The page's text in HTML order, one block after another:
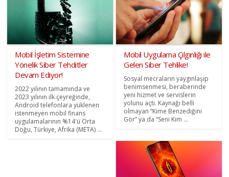
Mobil İşletim Sistemine
Yönelik Siber Tehditler
Devam Ediyor!
2022 yılının tamamında ve
2023 yılının ilk çeyreğinde,
Android telefonlara yüklenen
istenmeyen mobil finans
uygulamalarının %14'ü Orta
Doğu, Türkiye, Afrika (META) ...
Mobil Uygulama Çılgınlığı ile
Gelen Siber Tehlike!
Sosyal mecraların yaygınlaşıp
benimsenmesi, beraberinde
yeni hizmet ve servislerin
yolunu açtı. Kaynağı belli
olmayan “Kime Benzediğini
Gör” ya da “Seni Kim ...